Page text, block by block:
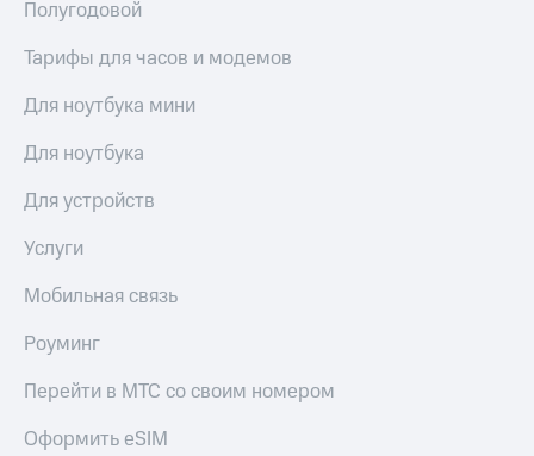
Полугодовой
Тарифы для часов и модемов
Для ноутбука мини
Для ноутбука
Для устройств
Услуги
Мобильная связь
Роуминг
Перейти в МТС со своим номером
Оформить eSIM